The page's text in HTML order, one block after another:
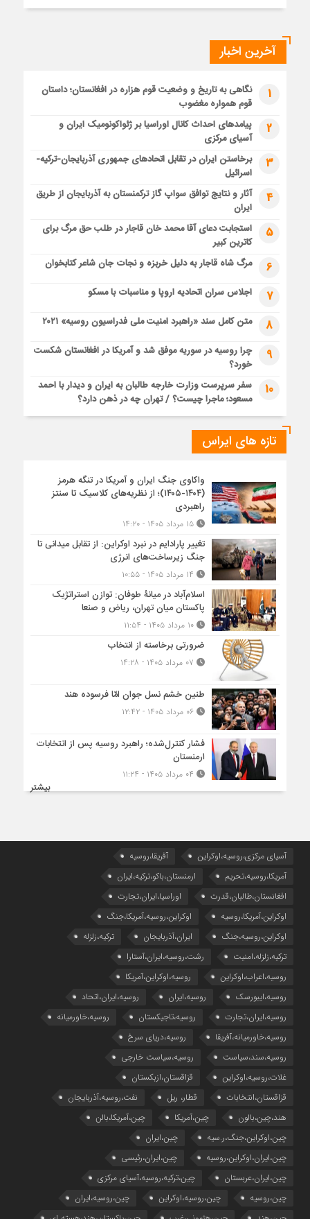
آخرین اخبار
1
نگاهی به تاریخ و وضعیت قوم هزاره در افغانستان؛ داستان
قوم همواره مغضوب
2
پیامدهای احداث کانال اوراسیا بر ژئواکونومیک ایران و
آسیای مرکزی
3
برخاستن ایران در تقابل اتحادهای جمهوری آذربایجان-ترکیه-
اسرائیل
4
آثار و نتایج توافق سواپ گاز ترکمنستان به آذربایجان از طریق
ایران
5
استجابت دعای آقا محمد خان قاجار در طلب حق مرگ برای
کاترین کبیر
6 مرگ شاه قاجار به دلیل خربزه و نجات جان شاعر کتابخوان
7 اجلاس سران اتحادیه اروپا و مناسبات با مسکو
8 متن کامل سند «راهبرد امنیت ملی فدراسیون روسیه» ۲۰۲۱
9
چرا روسیه در سوریه موفق شد و آمریکا در افغانستان شکست
خورد؟
10
سفر سرپرست وزارت خارجه طالبان به ایران و دیدار با احمد
مسعود؛ ماجرا چیست؟ / تهران چه در ذهن دارد؟
تازه های ایراس
واکاوی جنگ ایران و آمریکا در تنگه هرمز
(۱۴۰۴-۱۴۰۵)؛ از نظریه‌های کلاسیک تا سنتز
راهبردی
۱۵ مرداد ۱۴۰۵ - ۱۴:۲۰
تغییر پارادایم در نبرد اوکراین: از تقابل میدانی تا
جنگ زیرساخت‌های انرژی
اسلام‌آباد در میانۀ طوفان: توازن استراتژیک
پاکستان میان تهران، ریاض و صنعا
۱۰ مرداد ۱۴۰۵ - ۱۱:۵۴
ضرورتی برخاسته از انتخاب
طنین خشم نسل جوان امّا فرسوده هند
۰۶ مرداد ۱۴۰۵ - ۱۲:۴۲
فشار کنترل‌شده؛ راهبرد روسیه پس از انتخابات
ارمنستان
بیشتر
آسیای مرکزی،روسیه،اوکراین
آفریقا،روسیه
آمریکا،روسیه،تحریم
ارمنستان،باکو،ترکیه،ایران
افغانستان،طالبان،قدرت
اوراسیا،ایران،تجارت
اوکراین،آمریکا،روسیه
اوکراین،روسیه،آمریکا،جنگ
اوکراین،روسیه،جنگ
ایران،آذربایجان
ترکیه،زلزله
ترکیه،زلزله،امنیت
رشت،روسیه،ایران،آستارا
روسیه،اعراب،اوکراین
روسیه،اوکراین،آمریکا
روسیه،ایبورسک
روسیه،ایران
روسیه،ایران،اتحاد
روسیه،ایران،تجارت
روسیه،تاجیکستان
روسیه،خاورمیانه
روسیه،خاورمیانه،آفریقا
روسیه،دریای سرخ
روسیه،سند،سیاست
روسیه،سیاست خارجی
غلات،روسیه،اوکراین
قزاقستان،ازبکستان
قزاقستان،انتخابات
قطار، ریل
نفت،روسیه،آذربایجان
هند،چین،بالون
چین،آمریکا
چین،آمریکا،بالن
چین،اوکراین،جنگ،ر.سیه
چین،ایران
چین،ایران،اوکراین،روسیه
چین،ایران،رئیسی
چین،ایران،عربستان
چین،ترکیه،روسیه،آسیای مرکزی
چین،روسیه
چین،روسیه،اوکراین
چین،روسیه،ایران